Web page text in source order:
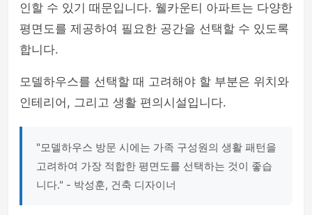
인할 수 있기 때문입니다. 웰카운티 아파트는 다양한
평면도를 제공하여 필요한 공간을 선택할 수 있도록
합니다.
모델하우스를 선택할 때 고려해야 할 부분은 위치와
인테리어, 그리고 생활 편의시설입니다.
"모델하우스 방문 시에는 가족 구성원의 생활 패턴을
고려하여 가장 적합한 평면도를 선택하는 것이 좋습
니다." - 박성훈, 건축 디자이너